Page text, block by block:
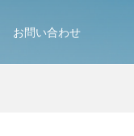
お問い合わせ